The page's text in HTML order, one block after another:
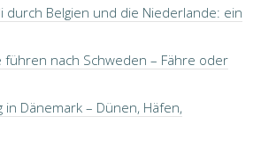
durch Belgien und die Niederlande: ein
führen nach Schweden – Fähre oder
in Dänemark – Dünen, Häfen,